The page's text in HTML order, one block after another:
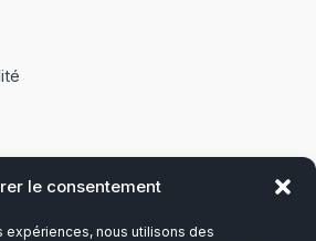
le consentement
expériences, nous utilisons des